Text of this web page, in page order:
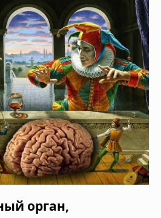
орган,